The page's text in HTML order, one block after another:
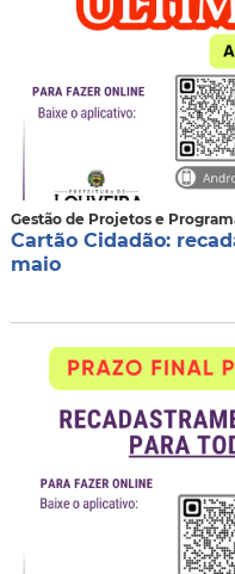
Gestão de Projetos e
Cartão Cidadão:
maio